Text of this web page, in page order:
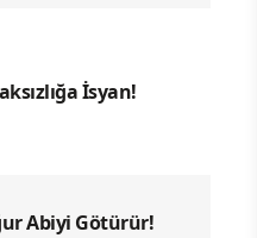
İsyan!
Abiyi Götürür!